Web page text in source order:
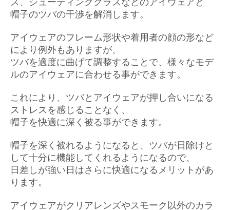
帽子のツバの干渉を解消します。
アイウェアのフレーム形状や着用者の顔の形など
により例外もありますが、
ツバを適度に曲げて調整することで、様々なモデ
ルのアイウェアに合わせる事ができます。
これにより、ツバとアイウェアが押し合いになる
ストレスを感じることなく、
帽子を快適に深く被る事ができます。
帽子を深く被れるようになると、ツバが日除けと
して十分に機能してくれるようになるので、
日差しが強い日はさらに快適になるメリットがあ
ります。
アイウェアがクリアレンズやスモーク以外のカラ